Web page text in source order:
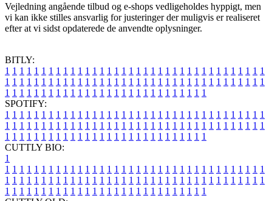
Vejledning angående tilbud og e-shops vedligeholdes hyppigt, men
vi kan ikke stilles ansvarlig for justeringer der muligvis er realiseret
efter at vi sidst opdaterede de anvendte oplysninger.
BITLY:
1 1 1 1 1 1 1 1 1 1 1 1 1 1 1 1 1 1 1 1 1 1 1 1 1 1 1 1 1 1 1 1 1 1 1 1
1 1 1 1 1 1 1 1 1 1 1 1 1 1 1 1 1 1 1 1 1 1 1 1 1 1 1 1 1 1 1 1 1 1 1 1
1 1 1 1 1 1 1 1 1 1 1 1 1 1 1 1 1 1 1 1 1 1 1 1 1 1 1 1
SPOTIFY:
1 1 1 1 1 1 1 1 1 1 1 1 1 1 1 1 1 1 1 1 1 1 1 1 1 1 1 1 1 1 1 1 1 1 1 1
1 1 1 1 1 1 1 1 1 1 1 1 1 1 1 1 1 1 1 1 1 1 1 1 1 1 1 1 1 1 1 1 1 1 1 1
1 1 1 1 1 1 1 1 1 1 1 1 1 1 1 1 1 1 1 1 1 1 1 1 1 1 1 1
CUTTLY BIO:
1
1 1 1 1 1 1 1 1 1 1 1 1 1 1 1 1 1 1 1 1 1 1 1 1 1 1 1 1 1 1 1 1 1 1 1 1
1 1 1 1 1 1 1 1 1 1 1 1 1 1 1 1 1 1 1 1 1 1 1 1 1 1 1 1 1 1 1 1 1 1 1 1
1 1 1 1 1 1 1 1 1 1 1 1 1 1 1 1 1 1 1 1 1 1 1 1 1 1 1 1